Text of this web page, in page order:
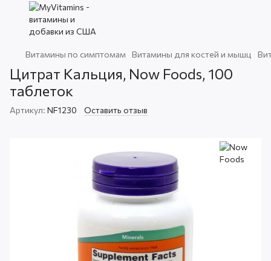
Витамины по симптомам Витамины для костей и мышц
Цитрат Кальция, Now Foods, 100
таблеток
Артикул: NF1230 Оставить отзыв